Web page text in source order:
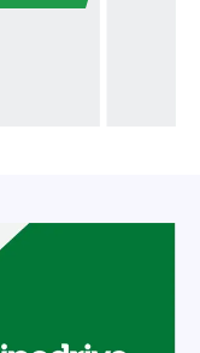
las
crea tableros
que
de